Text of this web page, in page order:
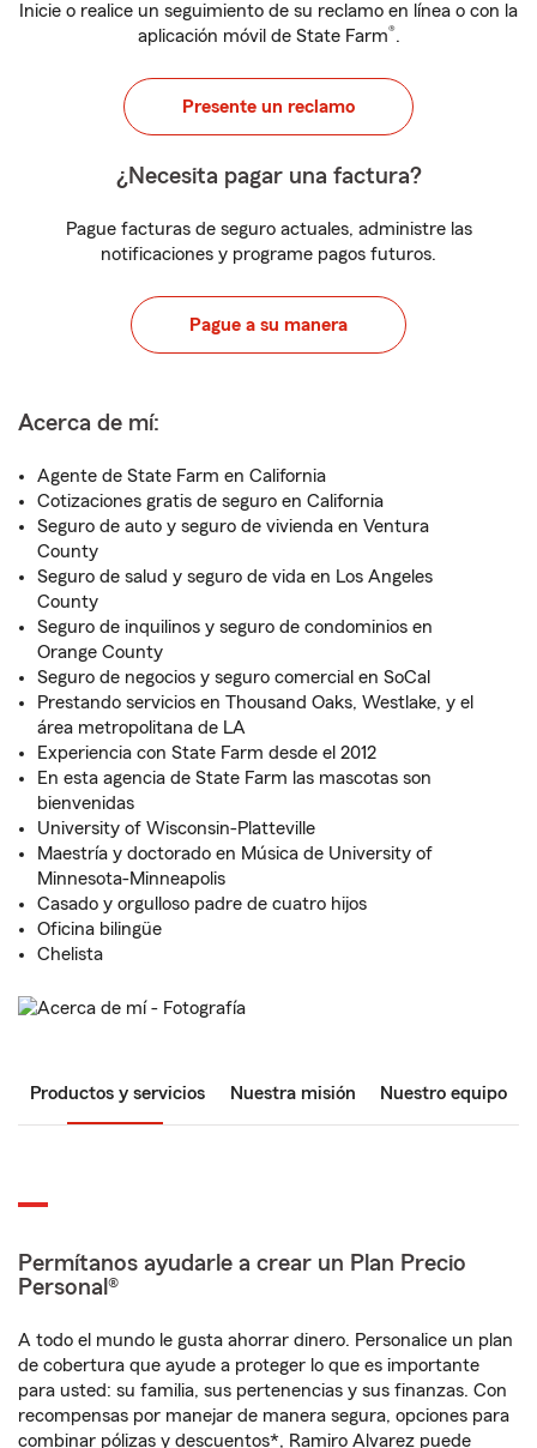
Inicie o realice un seguimiento de su reclamo en línea o con la
aplicación móvil de State Farm®.
Presente un reclamo
¿Necesita pagar una factura?
Pague facturas de seguro actuales, administre las
notificaciones y programe pagos futuros.
Pague a su manera
Acerca de mí:
Agente de State Farm en California
Cotizaciones gratis de seguro en California
Seguro de auto y seguro de vivienda en Ventura
County
Seguro de salud y seguro de vida en Los Angeles
County
Seguro de inquilinos y seguro de condominios en
Orange County
Seguro de negocios y seguro comercial en SoCal
Prestando servicios en Thousand Oaks, Westlake, y el
área metropolitana de LA
Experiencia con State Farm desde el 2012
En esta agencia de State Farm las mascotas son
bienvenidas
University of Wisconsin-Platteville
Maestría y doctorado en Música de University of
Minnesota-Minneapolis
Casado y orgulloso padre de cuatro hijos
Oficina bilingüe
Chelista
Productos y servicios Nuestra misión Nuestro equipo
Permítanos ayudarle a crear un Plan Precio
Personal®
A todo el mundo le gusta ahorrar dinero. Personalice un plan
de cobertura que ayude a proteger lo que es importante
para usted: su familia, sus pertenencias y sus finanzas. Con
recompensas por manejar de manera segura, opciones para
combinar pólizas y descuentos*, Ramiro Alvarez puede